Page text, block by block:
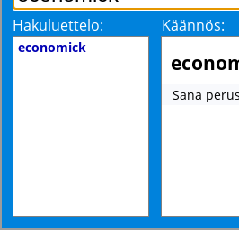
Hakuluettelo: Käännös:
economick
Sana